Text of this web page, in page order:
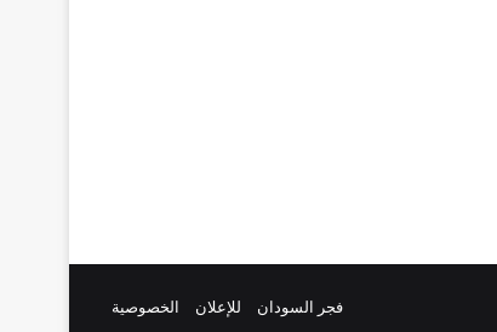
فجر السودان للإعلان الخصوصية